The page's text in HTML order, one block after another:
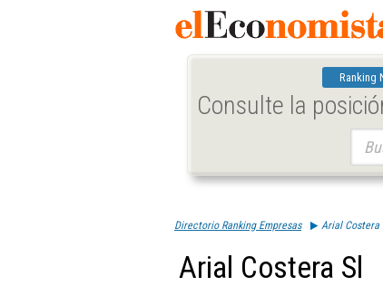
Ranking
Consulte la
Directorio Ranking Empresas Arial Costera
Arial Costera Sl